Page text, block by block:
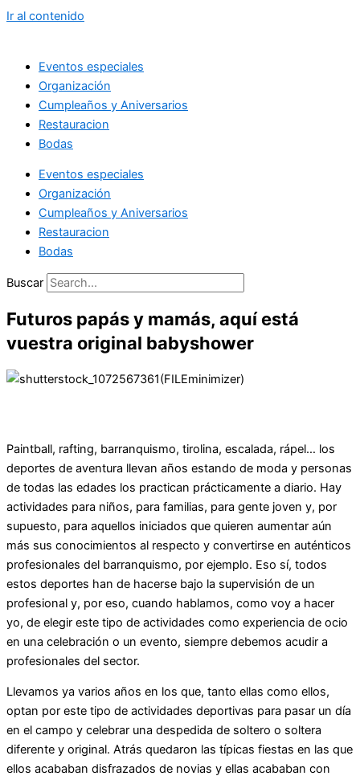
Ir al contenido
Eventos especiales
Organización
Cumpleaños y Aniversarios
Restauracion
Bodas
Eventos especiales
Organización
Cumpleaños y Aniversarios
Restauracion
Bodas
Buscar
Futuros papás y mamás, aquí está
vuestra original babyshower
Paintball, rafting, barranquismo, tirolina, escalada, rápel… los
deportes de aventura llevan años estando de moda y personas
de todas las edades los practican prácticamente a diario. Hay
actividades para niños, para familias, para gente joven y, por
supuesto, para aquellos iniciados que quieren aumentar aún
más sus conocimientos al respecto y convertirse en auténticos
profesionales del barranquismo, por ejemplo. Eso sí, todos
estos deportes han de hacerse bajo la supervisión de un
profesional y, por eso, cuando hablamos, como voy a hacer
yo, de elegir este tipo de actividades como experiencia de ocio
en una celebración o un evento, siempre debemos acudir a
profesionales del sector.
Llevamos ya varios años en los que, tanto ellas como ellos,
optan por este tipo de actividades deportivas para pasar un día
en el campo y celebrar una despedida de soltero o soltera
diferente y original. Atrás quedaron las típicas fiestas en las que
ellos acababan disfrazados de novias y ellas acababan con